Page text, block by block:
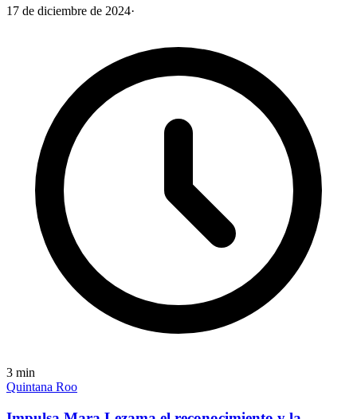
17 de diciembre de 2024·
3 min
Quintana Roo